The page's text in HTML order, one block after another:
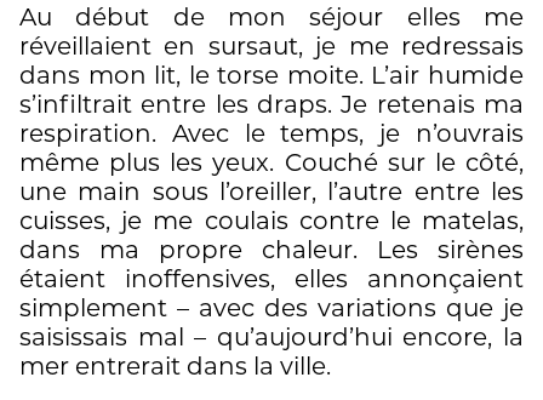
Au début de mon séjour elles me
réveillaient en sursaut, je me redressais
dans mon lit, le torse moite. L’air humide
s’infiltrait entre les draps. Je retenais ma
respiration. Avec le temps, je n’ouvrais
même plus les yeux. Couché sur le côté,
une main sous l’oreiller, l’autre entre les
cuisses, je me coulais contre le matelas,
dans ma propre chaleur. Les sirènes
étaient inoffensives, elles annonçaient
simplement – avec des variations que je
saisissais mal – qu’aujourd’hui encore, la
mer entrerait dans la ville.